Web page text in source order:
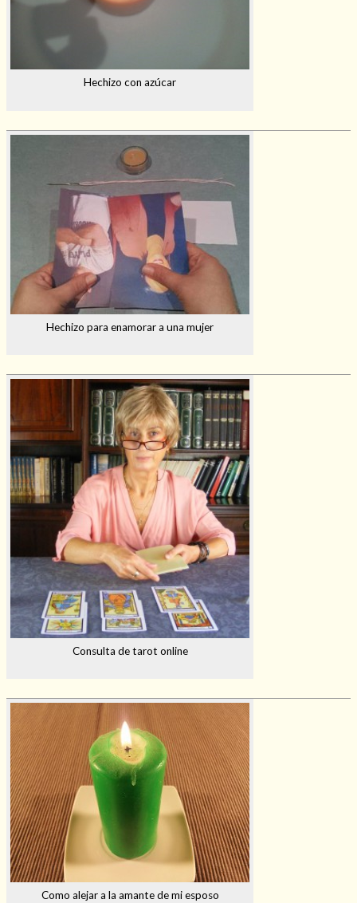
Hechizo con azúcar
Hechizo para enamorar a una mujer
Consulta de tarot online
Como alejar a la amante de mi esposo